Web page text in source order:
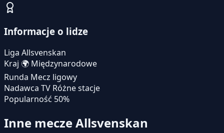
Informacje o lidze
Liga Allsvenskan
Kraj 🌍 Międzynarodowe
Runda Mecz ligowy
Nadawca TV Różne stacje
Popularność 50%
Inne mecze Allsvenskan